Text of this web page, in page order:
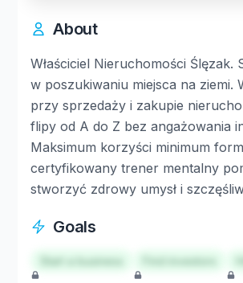
About
Właściciel Nieruchomości Ślęzak.
w poszukiwaniu miejsca na ziemi.
przy sprzedaży i zakupie
flipy od A do Z bez angażowania
Maksimum korzyści minimum
certyfikowany trener mentalny
stworzyć zdrowy umysł i
Goals
Start a business